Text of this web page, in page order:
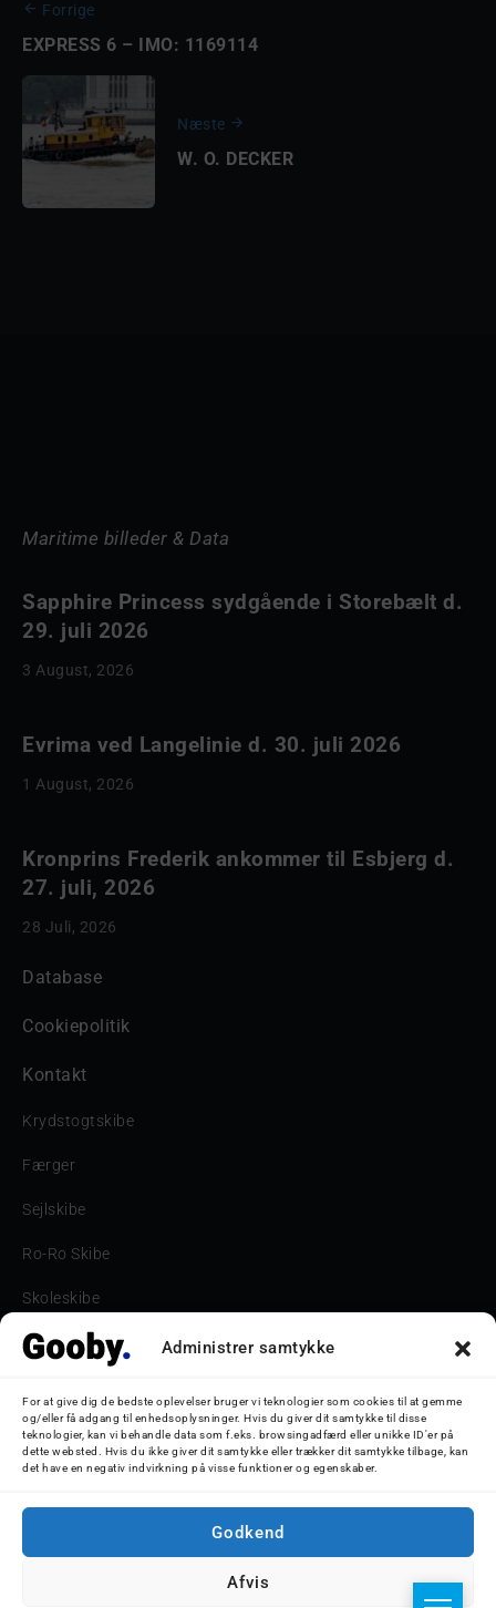
Administrer samtykke
For at give dig de bedste oplevelser bruger vi teknologier som cookies til at gemme
og/eller få adgang til enhedsoplysninger. Hvis du giver dit samtykke til disse
teknologier, kan vi behandle data som f.eks. browsingadfærd eller unikke ID'er på
dette websted. Hvis du ikke giver dit samtykke eller trækker dit samtykke tilbage, kan
det have en negativ indvirkning på visse funktioner og egenskaber.
Godkend
Afvis
Forrige
EXPRESS 6 – IMO: 1169114
Næste
W. O. DECKER
Maritime billeder & Data
Sapphire Princess sydgående i Storebælt d.
29. juli 2026
3 August, 2026
Evrima ved Langelinie d. 30. juli 2026
1 August, 2026
Kronprins Frederik ankommer til Esbjerg d.
27. juli, 2026
28 Juli, 2026
Database
Cookiepolitik
Kontakt
Krydstogtskibe
Færger
Sejlskibe
Ro-Ro Skibe
Skoleskibe
Havne & Turbåde samt restaurantionsskibe
Bilskib
Storebæltsbroen